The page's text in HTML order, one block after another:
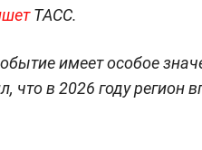
ТАСС.
имеет особое
что в 2026 году регион